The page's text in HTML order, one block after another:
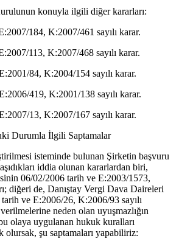
konuyla ilgili diğer kararları:
184, K:2007/461 sayılı karar.
113, K:2007/468 sayılı karar.
84, K:2004/154 sayılı karar.
419, K:2001/138 sayılı karar.
13, K:2007/167 sayılı karar.
Durumla İlgili Saptamalar
isteminde bulunan Şirketin başvuru
iddia olunan kararlardan biri,
06/02/2006 tarih ve E:2003/1573,
diğeri de, Danıştay Vergi Dava Daireleri
ve E:2006/26, K:2006/93 sayılı
neden olan uyuşmazlığın
olaya uygulanan hukuk kuralları
olursak, şu saptamaları yapabiliriz: